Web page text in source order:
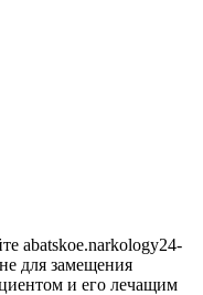
abatskoe.narkology24-
для замещения
и его лечащим